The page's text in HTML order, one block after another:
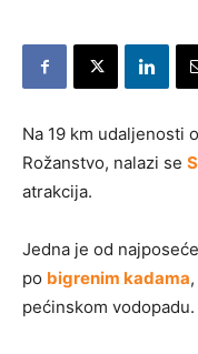
Na 19 km udaljenosti
Rožanstvo, nalazi se
atrakcija.
Jedna je od
po bigrenim kadama
pećinskom vodopadu.